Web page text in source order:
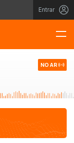
Entrar
NO AR